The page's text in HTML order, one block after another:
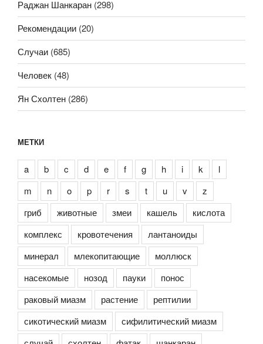
Раджан Шанкаран (298)
Рекомендации (20)
Случаи (685)
Человек (48)
Ян Схолтен (286)
МЕТКИ
a b c d e f g h i k
l
m
n o p r s t u v
z
гриб
животные змеи кашель
кислота
комплекс
кровотечения
лантаноиды
минерал
млекопитающие
моллюск
насекомые
нозод пауки
понос
раковый миазм
растение
рептилии
сикотический миазм
сифилитический миазм